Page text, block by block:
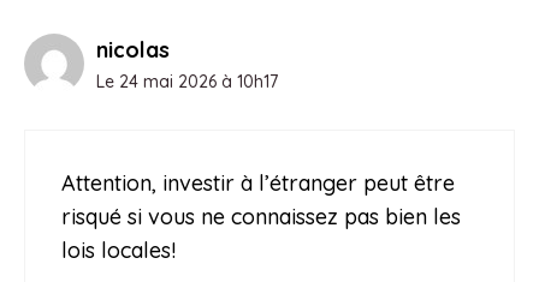
nicolas
Le 24 mai 2026 à 10h17
Attention, investir à l’étranger peut être
risqué si vous ne connaissez pas bien les
lois locales!